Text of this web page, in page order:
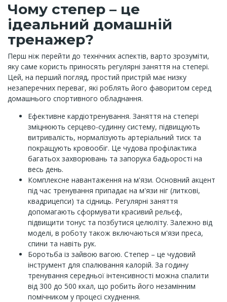
Чому степер – це
ідеальний домашній
тренажер?
Перш ніж перейти до технічних аспектів, варто зрозуміти,
яку саме користь приносять регулярні заняття на степері.
Цей, на перший погляд, простий пристрій має низку
незаперечних переваг, які роблять його фаворитом серед
домашнього спортивного обладнання.
Ефективне кардіотренування. Заняття на степері
зміцнюють серцево-судинну систему, підвищують
витривалість, нормалізують артеріальний тиск та
покращують кровообіг. Це чудова профілактика
багатьох захворювань та запорука бадьорості на
весь день.
Комплексне навантаження на м'язи. Основний акцент
під час тренування припадає на м'язи ніг (литкові,
квадрицепси) та сідниць. Регулярні заняття
допомагають сформувати красивий рельєф,
підвищити тонус та позбутися целюліту. Залежно від
моделі, в роботу також включаються м'язи преса,
спини та навіть рук.
Боротьба із зайвою вагою. Степер – це чудовий
інструмент для спалювання калорій. За годину
тренування середньої інтенсивності можна спалити
від 300 до 500 ккал, що робить його незамінним
помічником у процесі схуднення.